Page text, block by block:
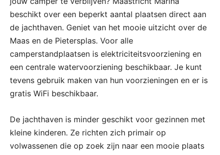
beschikt over een beperkt aantal plaatsen direct aan
de jachthaven. Geniet van het mooie uitzicht over de
Maas en de Pietersplas. Voor alle
camperstandplaatsen is elektriciteitsvoorziening en
een centrale watervoorziening beschikbaar. Je kunt
tevens gebruik maken van hun voorzieningen en er is
gratis WiFi beschikbaar.
De jachthaven is minder geschikt voor gezinnen met
kleine kinderen. Ze richten zich primair op
volwassenen die op zoek zijn naar een mooie plaats